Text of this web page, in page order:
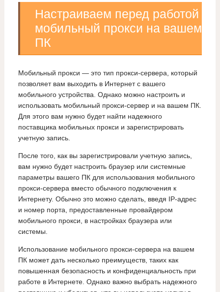
Настраиваем перед работой
мобильный прокси на вашем
ПК
Мобильный прокси — это тип прокси-сервера, который
позволяет вам выходить в Интернет с вашего
мобильного устройства. Однако можно настроить и
использовать мобильный прокси-сервер и на вашем ПК.
Для этого вам нужно будет найти надежного
поставщика мобильных прокси и зарегистрировать
учетную запись.
После того, как вы зарегистрировали учетную запись,
вам нужно будет настроить браузер или системные
параметры вашего ПК для использования мобильного
прокси-сервера вместо обычного подключения к
Интернету. Обычно это можно сделать, введя IP-адрес
и номер порта, предоставленные провайдером
мобильного прокси, в настройках браузера или
системы.
Использование мобильного прокси-сервера на вашем
ПК может дать несколько преимуществ, таких как
повышенная безопасность и конфиденциальность при
работе в Интернете. Однако важно выбрать надежного